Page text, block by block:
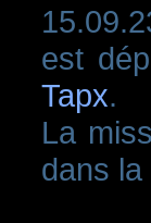
est
Tapx.
La
dans la